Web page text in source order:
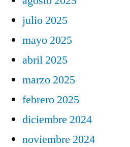
julio 2025
mayo 2025
abril 2025
marzo 2025
febrero 2025
diciembre 2024
noviembre 2024